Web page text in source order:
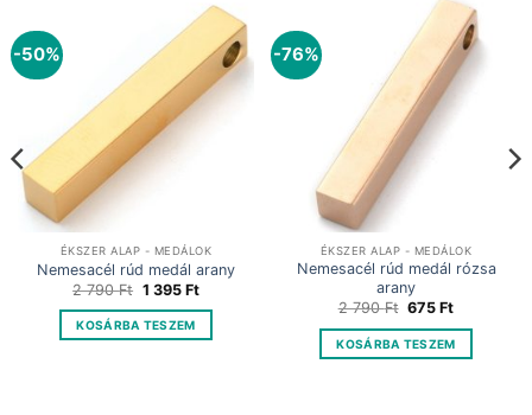
-50%
ÉKSZER ALAP - MEDÁLOK
Nemesacél rúd medál arany
2 790Ft Original
was:
2
790 Ft.
1 395 FtCurrent
is:
395 Ft.
KOSÁRBA TESZEM
-76%
ÉKSZER ALAP - MEDÁLOK
Nemesacél rúd medál rózsa
arany
2 790Ft Original
was:
2
790 Ft.
675FtCurrent
is:
675 Ft.
KOSÁRBA TESZEM